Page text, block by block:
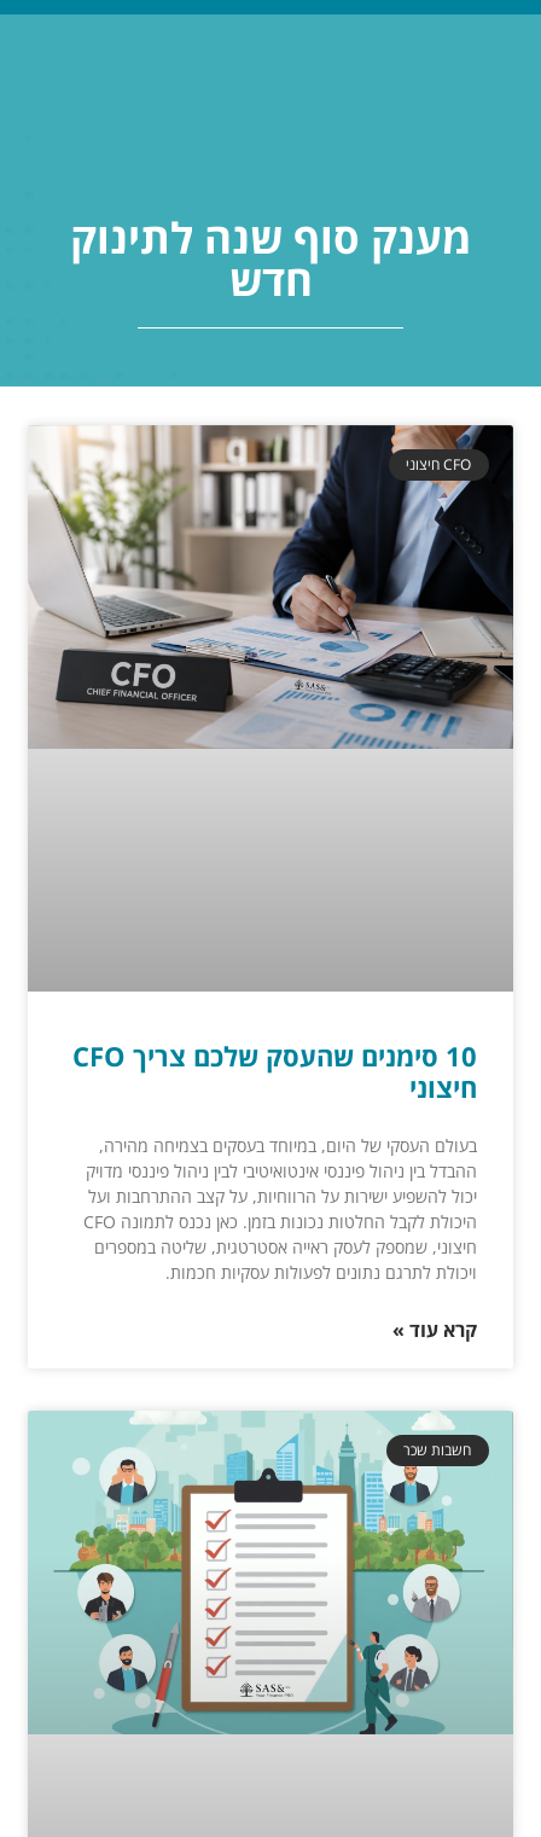
מענק סוף שנה לתינוק
חדש
CFO חיצוני
10 סימנים שהעסק שלכם צריך CFO
חיצוני
בעולם העסקי של היום, במיוחד בעסקים בצמיחה מהירה,
ההבדל בין ניהול פיננסי אינטואיטיבי לבין ניהול פיננסי מדויק
יכול להשפיע ישירות על הרווחיות, על קצב ההתרחבות ועל
היכולת לקבל החלטות נכונות בזמן. כאן נכנס לתמונה CFO
חיצוני, שמספק לעסק ראייה אסטרטגית, שליטה במספרים
ויכולת לתרגם נתונים לפעולות עסקיות חכמות.
קרא עוד »
חשבות שכר